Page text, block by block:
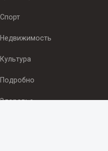
Спорт
Недвижимость
Культура
Подробно
Здоровье